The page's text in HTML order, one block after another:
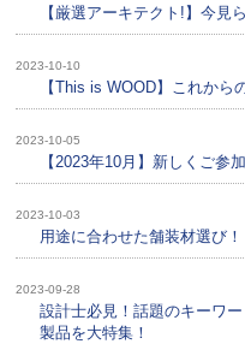
【厳選アーキテクト!】今見
2023-10-10
【This is WOOD】これか
2023-10-05
【2023年10月】新しくご参
2023-10-03
用途に合わせた舗装材選び！
2023-09-28
設計士必見！話題のキーワ
製品を大特集！